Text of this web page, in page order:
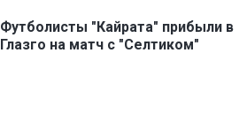
Футболисты "Кайрата" прибыли в
Глазго на матч с "Селтиком"